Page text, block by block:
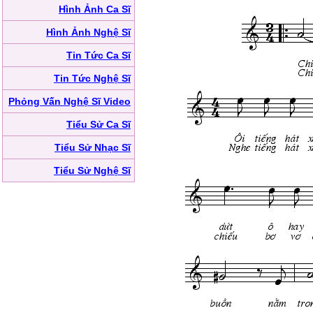
Hình Ảnh Ca Sĩ
Hình Ảnh Nghệ Sĩ
Tin Tức Ca Sĩ
Tin Tức Nghệ Sĩ
Phỏng Vấn Nghệ Sĩ Video
Tiểu Sử Ca Sĩ
Tiểu Sử Nhạc Sĩ
Tiểu Sử Nghệ Sĩ